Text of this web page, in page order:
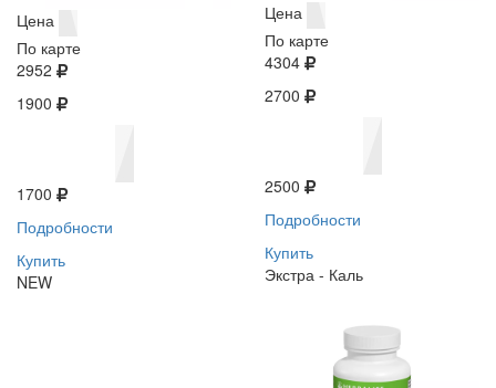
Цена
По карте
2952
1900
1700
Подробности
Купить
NEW
Цена
По карте
4304
2700
2500
Подробности
Купить
Экстра - Каль